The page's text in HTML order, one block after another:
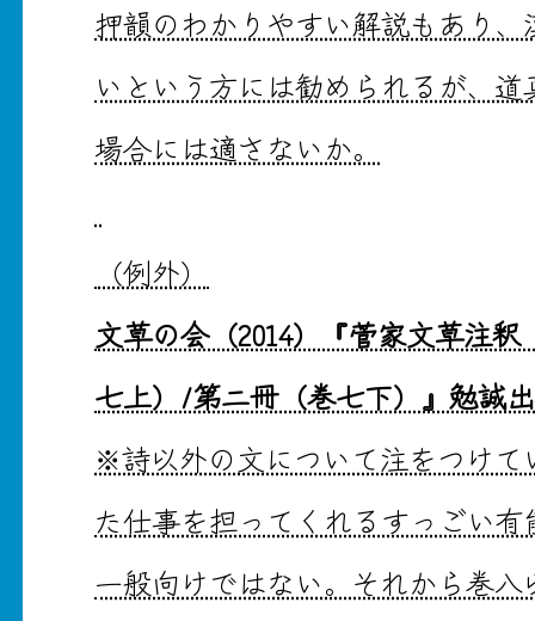
押韻のわかりやすい解説もあり
いという方には勧められるが、
場合には適さないか。
（例外）
文草の会（2014）『菅家文草
七上）/第二冊（巻七下）』勉誠
※詩以外の文について注をつけて
た仕事を担ってくれるすっごい
一般向けではない。それから巻